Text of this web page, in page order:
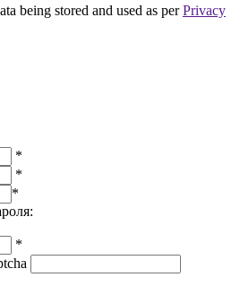
being stored and used as perPrivacy
*
*
*
*